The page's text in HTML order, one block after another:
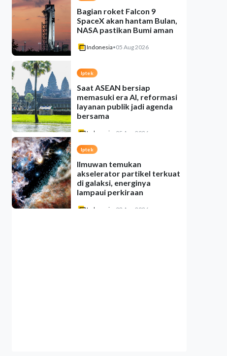
Bagian roket Falcon 9
SpaceX akan hantam Bulan,
NASA pastikan Bumi aman
Indonesia•05 Aug 2026
Iptek
Saat ASEAN bersiap
memasuki era AI, reformasi
layanan publik jadi agenda
bersama
Indonesia 05 Aug 2026
Iptek
Ilmuwan temukan
akselerator partikel terkuat
di galaksi, energinya
lampaui perkiraan
Indonesia 03 Aug 2026